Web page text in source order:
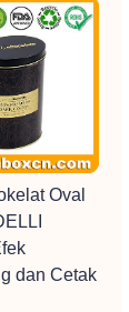
Oval
dan Cetak